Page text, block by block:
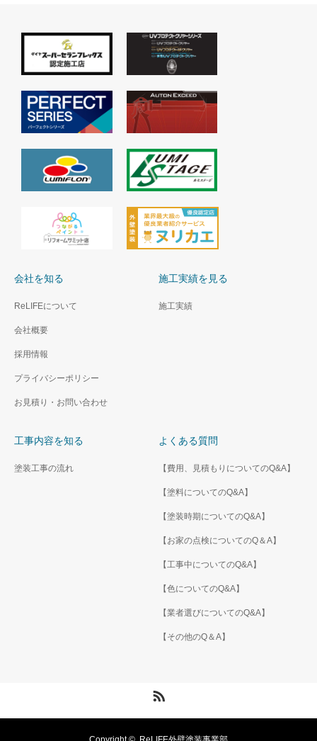
会社を知る
ReLIFEについて
会社概要
採用情報
プライバシーポリシー
お見積り・お問い合わせ
施工実績を見る
施工実績
工事内容を知る
塗装工事の流れ
よくある質問
【費用、見積もりについてのQ&A】
【塗料についてのQ&A】
【塗装時期についてのQ&A】
【お家の点検についてのQ＆A】
【工事中についてのQ&A】
【色についてのQ&A】
【業者選びについてのQ&A】
【その他のQ＆A】